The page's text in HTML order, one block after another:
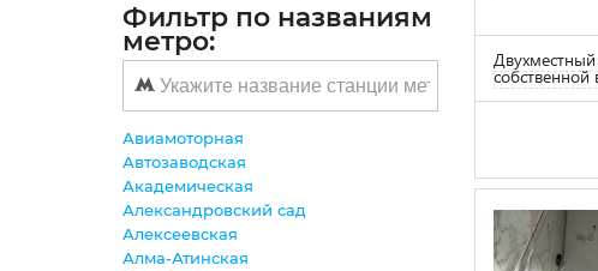
Фильтр по названиям
метро:
Авиамоторная
Автозаводская
Академическая
Александровский сад
Алексеевская
Алма-Атинская